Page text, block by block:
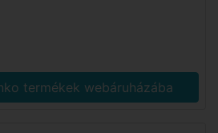
termékek webáruházába